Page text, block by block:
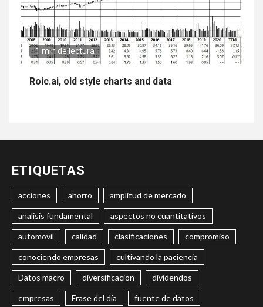
1 min de lectura
Roic.ai, old style charts and data
ETIQUETAS
acciones ahorro amplitud de mercado
analisis fundamental aspectos no cuantitativos
automovil calidad clasificaciones compromiso
conociendo empresas cultivando la paciencia
Datos macro diversificacion dividendos
empresas Frase del día fuente de datos